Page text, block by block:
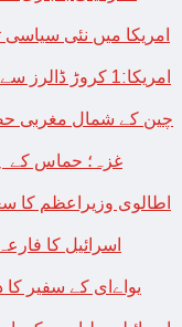
امریکا میں نئی
امریکا:1 کروڑ
چین کے شمال مغربی
اطالوی وزیراعظم کا
یواےای کے سفیر کا